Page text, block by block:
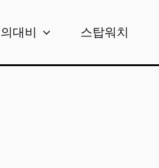
대비 스탑워치